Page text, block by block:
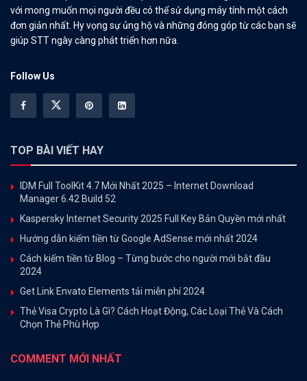
với mong muốn mọi người đều có thể sử dụng máy tính một cách
đơn giản nhất. Hy vọng sự ủng hộ và những đóng góp từ các bạn sẽ
giúp STT ngày càng phát triển hơn nữa.
Follow Us
TOP BÀI VIẾT HAY
IDM Full ToolKit 4.7 Mới Nhất 2025 – Internet Download
Manager 6.42 Build 52
Kaspersky Internet Security 2025 Full Key Bản Quyền mới nhất
Hướng dẫn kiếm tiền từ Google AdSense mới nhất 2024
Cách kiếm tiền từ Blog – Từng bước cho người mới bắt đầu
2024
Get Link Envato Elements tải miễn phí 2024
Thẻ Visa Crypto Là Gì? Cách Hoạt Động, Các Loại Thẻ Và Cách
Chọn Thẻ Phù Hợp
COMMENT MỚI NHẤT